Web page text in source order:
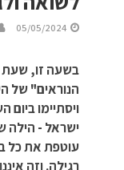
05/05/2024
בשעה זו, שעת
הנוראים" של
ויסתיימו
ישראל - הילה
עוטפת את כל
רגילה. וזה